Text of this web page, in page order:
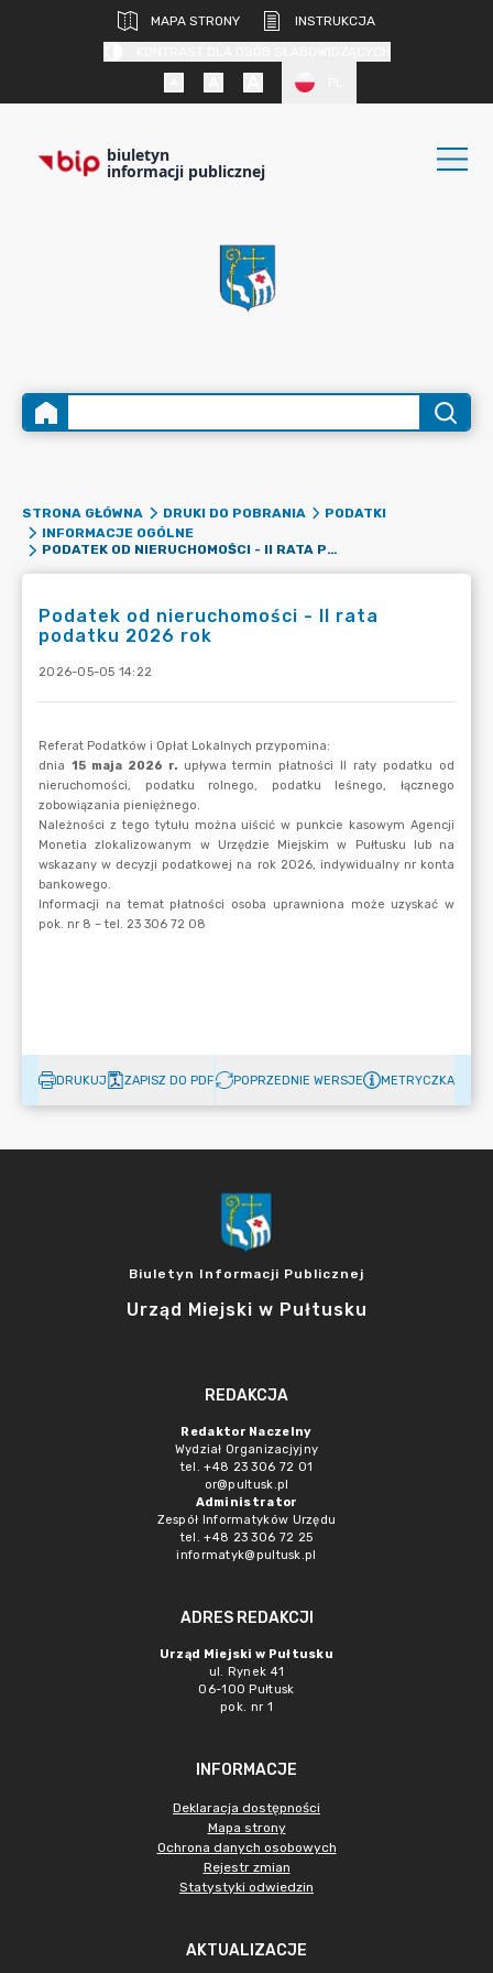
MAPA STRONY
INSTRUKCJA
biuletyn
informacji publicznej
STRONA GŁÓWNA DRUKI DO POBRANIA
PODATKI
INFORMACJE OGÓLNE
PODATEK OD NIERUCHOMOŚCI - II RATA PODATKU 2026 ROK
Podatek od nieruchomości - II rata
podatku 2026 rok
2026-05-05 14:22
DRUKUJ ZAPISZ DO PDF POPRZEDNIE WERSJE METRYCZKA
Biuletyn Informacji Publicznej
Urząd Miejski w Pułtusku
REDAKCJA
Redaktor Naczelny
Wydział Organizacjyjny
tel. +48 23 306 72 01
or@pultusk.pl
Administrator
Zespół Informatyków Urzędu
tel. +48 23 306 72 25
informatyk@pultusk.pl
ADRES REDAKCJI
Urząd Miejski w Pułtusku
ul. Rynek 41
06-100 Pułtusk
pok. nr 1
INFORMACJE
Deklaracja dostępności
Mapa strony
Ochrona danych osobowych
Rejestr zmian
Statystyki odwiedzin
AKTUALIZACJE